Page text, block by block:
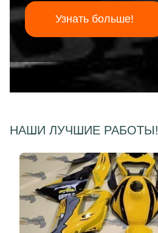
Узнать больше!
НАШИ ЛУЧШИЕ РАБОТЫ!